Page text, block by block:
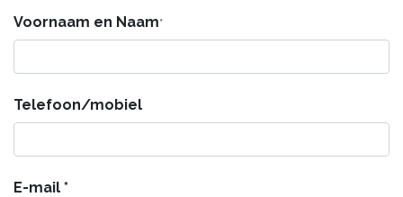
Voornaam en Naam*
Telefoon/mobiel
E-mail *